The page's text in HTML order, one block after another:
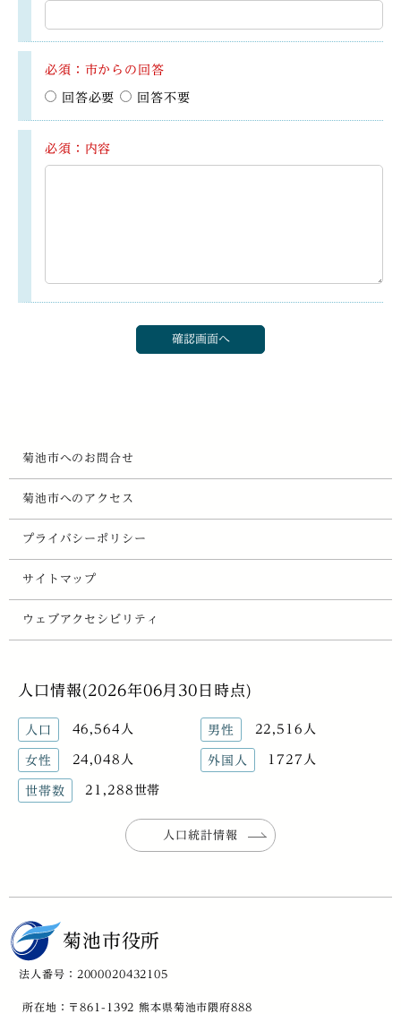
必須：市からの回答
回答必要 回答不要
必須：内容
菊池市へのお問合せ
菊池市へのアクセス
プライバシーポリシー
サイトマップ
ウェブアクセシビリティ
人口情報(2026年06月30日時点)
人口 46,564人 男性 22,516人
女性 24,048人 外国人 1727人
世帯数 21,288世帯
人口統計情報
菊池市役所
法人番号：2000020432105
所在地：〒861-1392 熊本県菊池市隈府888